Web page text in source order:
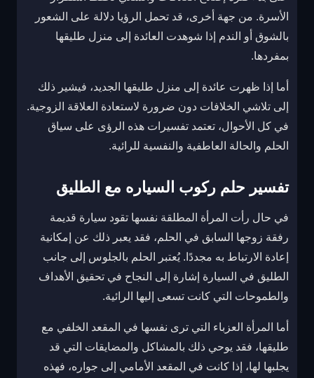
الأسرة. من جهة أخرى، قد تحمل الرؤيا دلالة على الشعور
بالشوق أو الندم إذا شوهدت العائدة إلى منزل طليقها
بمفردها.
أما إذا ظهرت عائدة إلى منزل طليقها الجديد، فيشير ذلك
إلى تلاشي الخلافات دون ضرورة لاستعادة العلاقة الزوجية.
في كل الأحوال، تعتمد تفسيرات هذه الرؤى على سياق
الحلم والحالة العاطفية والنفسية للرائية.
تفسير حلم ركوب السياره مع الطليق
في حال رأت المرأة المطلقة نفسها تقود سيارة قديمة
رفقة زوجها السابق في الحلم، فقد يعبر ذلك عن إمكانية
إعادة الارتباط به مجددًا. يُعتبر الحلم بالجلوس إلى جانب
الطليق في السيارة إشارة إلى النجاح في تحقيق الأهداف
والطموحات التي كانت تسعى إليها الرائية.
أما المرأة العزباء التي ترى نفسها في المقعد الخلفي مع
طليقها، فقد يوحي ذلك بالمشاكل والمضايقات التي قد
يجلبها لها، إذا كانت في المقعد الأمامي إلى جواره، فهذه